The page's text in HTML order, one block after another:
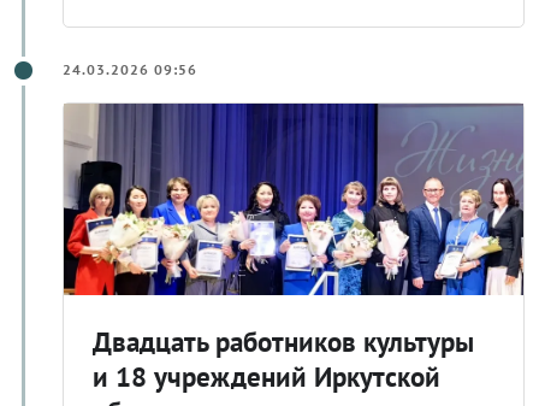
24.03.2026 09:56
Двадцать работников культуры
и 18 учреждений Иркутской